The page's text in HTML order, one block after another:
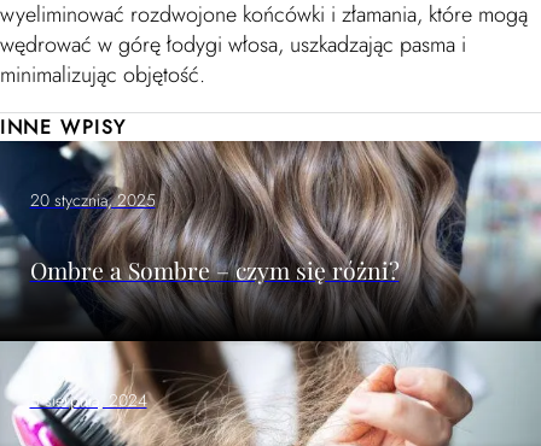
wyeliminować rozdwojone końcówki i złamania, które mogą
wędrować w górę łodygi włosa, uszkadzając pasma i
minimalizując objętość.
INNE WPISY
20 stycznia, 2025
Ombre a Sombre – czym się różni?
5 sierpnia, 2024